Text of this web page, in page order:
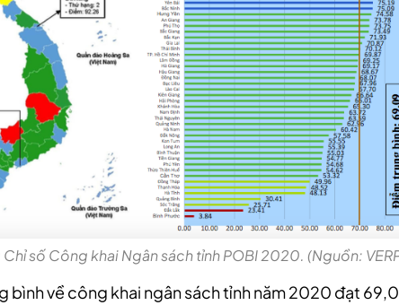
số Công khai Ngân sách tỉnh POBI 2020. (Nguồn:
bình về công khai ngân sách tỉnh năm 2020 đạt